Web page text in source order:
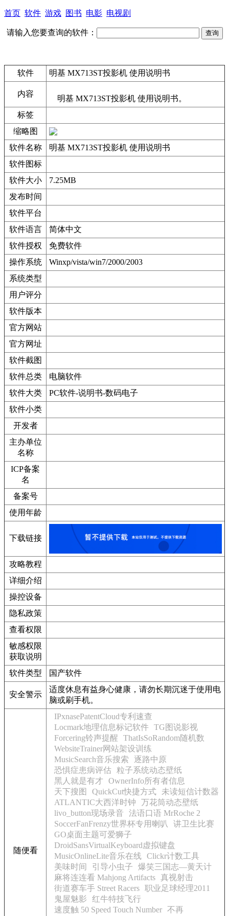
首页 软件 游戏 图书 电影 电视剧
请输入您要查询的软件：
软件 明基 MX713ST投影机 使用说明书
内容
明基 MX713ST投影机 使用说明书。
标签
缩略图
软件名称
明基 MX713ST投影机 使用说明书
软件图标
软件大小
7.25MB
发布时间
软件平台
软件语言
简体中文
软件授权
免费软件
操作系统
Winxp/vista/win7/2000/2003
系统类型
用户评分
软件版本
官方网站
官方网址
软件截图
软件总类
电脑软件
软件大类
PC软件-说明书-数码电子
软件小类
开发者
主办单位
名称
ICP备案
名
备案号
使用年龄
下载链接
攻略教程
详细介绍
操控设备
隐私政策
查看权限
敏感权限
获取说明
软件类型
国产软件
安全警示
适度休息有益身心健康，请勿长期沉迷于使用电
脑或刷手机。
随便看
IPxnasePatentCloud专利速查
Locmark地理信息标记软件 TG图说影视
Forcering铃声提醒
ThatIsSoRandom随机数
WebsiteTrainer网站架设训练
MusicSearch音乐搜索
逐路中原
恐惧症患病评估
粒子系统动态壁纸
黑人就是有才
OwnerInfo所有者信息
天下搜图
QuickCut快捷方式
未读短信计数器
ATLANTIC大西洋时钟
万花筒动态壁纸
livo_button现场录音
法语口语 MrRoche 2
SoccerFanFrenzy世界杯专用喇叭
讲卫生比赛
GO桌面主题可爱狮子
DroidSansVirtualKeyboard虚拟键盘
MusicOnlineLite音乐在线
Clickr计数工具
美味时间
引导小虫子
爆笑三国志—黄天计
麻将连连看 Mahjong Artifacts 真视射击
街道赛车手 Street Racers 职业足球经理2011
鬼屋魅影
红牛特技飞行
速度触 50 Speed Touch Number 不再